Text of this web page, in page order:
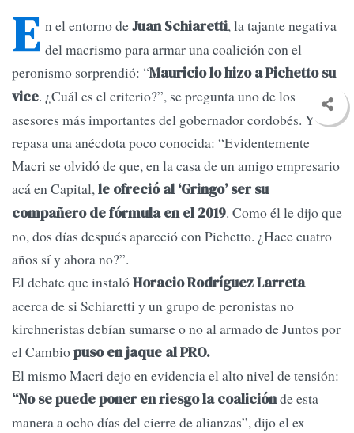
E n el entorno deJuan Schiaretti, la tajante negativa
del macrismo para armar una coalición con el
peronismo sorprendió: “Mauricio lo hizo a Pichetto su
vice. ¿Cuál es el criterio?”, se pregunta uno de los
asesores más importantes del gobernador cordobés. Y
repasa una anécdota poco conocida: “Evidentemente
Macri se olvidó de que, en la casa de un amigo empresario
acá en Capital,le ofreció al ‘Gringo’ ser su
compañero de fórmula en el 2019. Como él le dijo que
no, dos días después apareció con Pichetto. ¿Hace cuatro
años sí y ahora no?”.
El debate que instalóHoracio Rodríguez Larreta
acerca de si Schiaretti y un grupo de peronistas no
kirchneristas debían sumarse o no al armado de Juntos por
el Cambiopuso en jaque al PRO.
El mismo Macri dejo en evidencia el alto nivel de tensión:
“No se puede poner en riesgo la coaliciónde esta
manera a ocho días del cierre de alianzas”, dijo el ex